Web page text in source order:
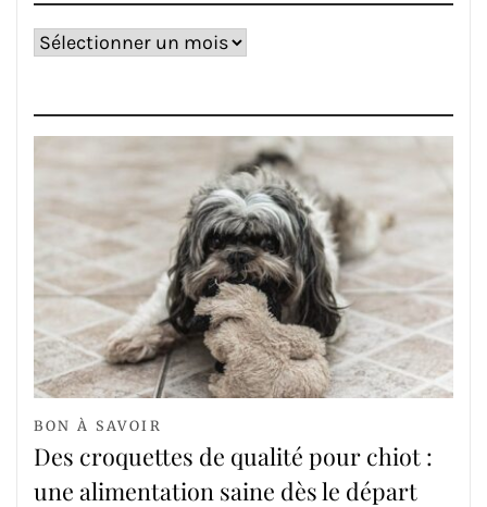
Archives
BON À SAVOIR
Des croquettes de qualité pour chiot :
une alimentation saine dès le départ